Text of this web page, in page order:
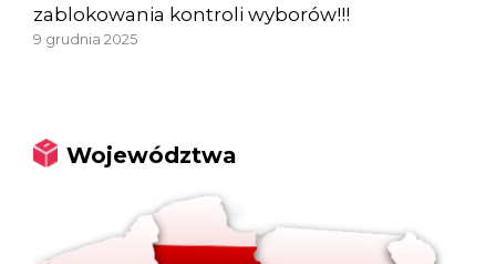
zablokowania kontroli wyborów!!!
9 grudnia 2025
Województwa